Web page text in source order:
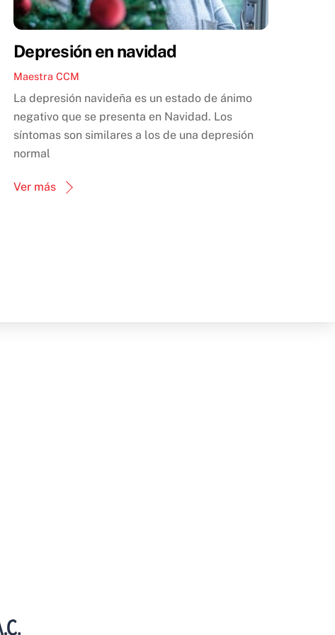
Depresión en navidad
Maestra CCM
La depresión navideña es un estado de ánimo
negativo que se presenta en Navidad. Los
síntomas son similares a los de una depresión
normal
Ver más